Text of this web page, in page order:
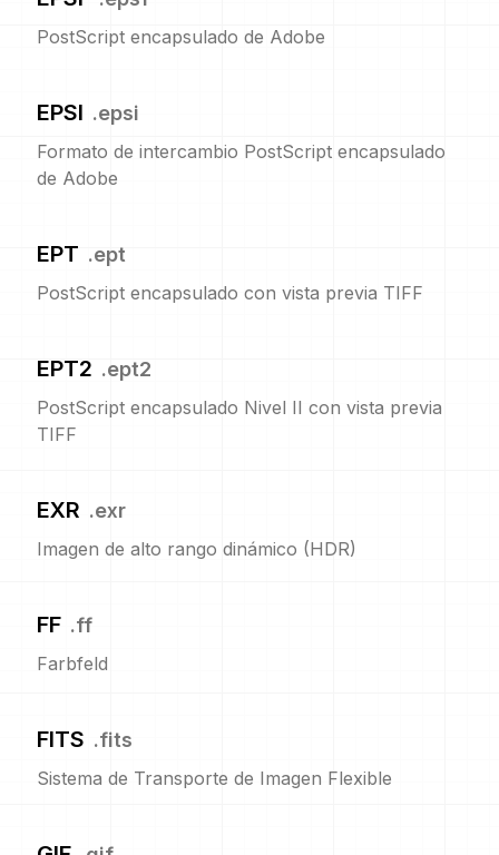
PostScript encapsulado de Adobe
EPSI .epsi
Formato de intercambio PostScript encapsulado
de Adobe
EPT .ept
PostScript encapsulado con vista previa TIFF
EPT2 .ept2
PostScript encapsulado Nivel II con vista previa
TIFF
EXR .exr
Imagen de alto rango dinámico (HDR)
FF .ff
Farbfeld
FITS .fits
Sistema de Transporte de Imagen Flexible